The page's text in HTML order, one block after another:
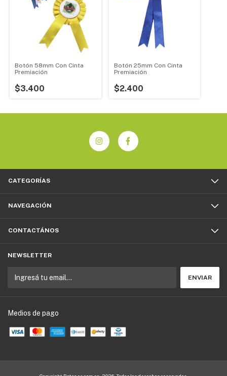
Botón 58mm Con Cinta
Premiación
$3.400
Botón 25mm Con Cinta
Premiación
$2.400
CATEGORÍAS
NAVEGACIÓN
CONTACTÁNOS
NEWSLETTER
Medios de pago